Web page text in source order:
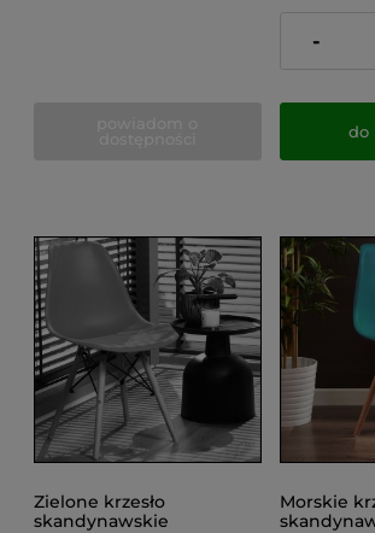
-
do
Zielone krzesło
skandynawskie
Morskie